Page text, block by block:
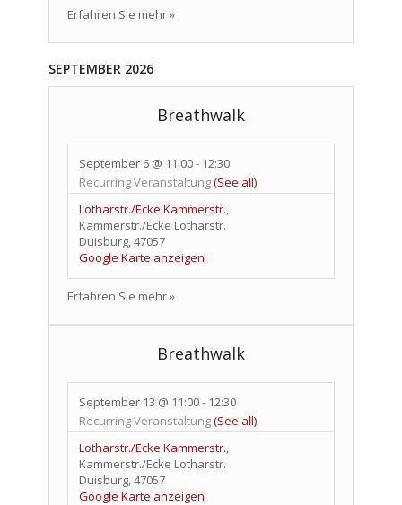
Erfahren Sie mehr »
SEPTEMBER 2026
Breathwalk
September 6 @ 11:00- 12:30
Recurring Veranstaltung(See all)
Lotharstr./Ecke Kammerstr.,
Kammerstr./Ecke Lotharstr.
Duisburg,47057
Google Karte anzeigen
Erfahren Sie mehr »
Breathwalk
September 13 @ 11:00- 12:30
Recurring Veranstaltung(See all)
Lotharstr./Ecke Kammerstr.,
Kammerstr./Ecke Lotharstr.
Duisburg,47057
Google Karte anzeigen